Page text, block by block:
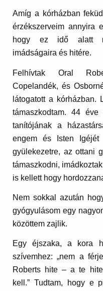
Amíg a kórházban
érzékszerveim annyira
hogy ez idő alatt
imádságaira és hitére.
Felhívtak Oral
Copelandék, és
látogatott a kórházban.
támaszkodtam. 44
tanítójának a
engem és Isten Igéjét
gyülekezetre, az ottani
támaszkodni,
is kellett hogy
Nem sokkal azután
gyógyulásom egy
közöttem zajlik.
Egy éjszaka, a kora
szívemhez: „nem a
Roberts hite – a te
kell.” Tudtam, hogy e